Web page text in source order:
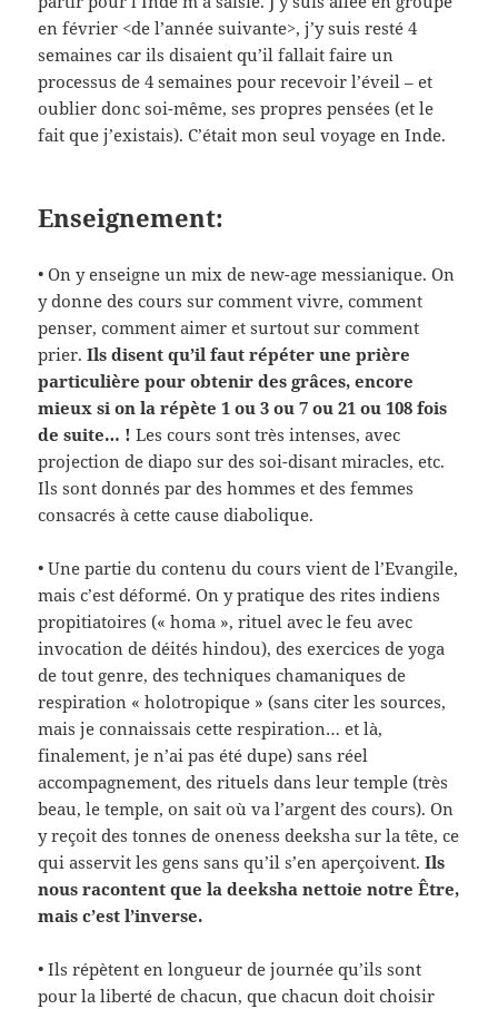
en février <de l’année suivante>, j’y suis resté 4
semaines car ils disaient qu’il fallait faire un
processus de 4 semaines pour recevoir l’éveil – et
oublier donc soi-même, ses propres pensées (et le
fait que j’existais). C’était mon seul voyage en Inde.
Enseignement:
• On y enseigne un mix de new-age messianique. On
y donne des cours sur comment vivre, comment
penser, comment aimer et surtout sur comment
prier.Ils disent qu’il faut répéter une prière
particulière pour obtenir des grâces, encore
mieux si on la répète 1 ou 3 ou 7 ou 21 ou 108 fois
de suite… ! Les cours sont très intenses, avec
projection de diapo sur des soi-disant miracles, etc.
Ils sont donnés par des hommes et des femmes
consacrés à cette cause diabolique.
• Une partie du contenu du cours vient de l’Evangile,
mais c’est déformé. On y pratique des rites indiens
propitiatoires (« homa », rituel avec le feu avec
invocation de déités hindou), des exercices de yoga
de tout genre, des techniques chamaniques de
respiration « holotropique » (sans citer les sources,
mais je connaissais cette respiration… et là,
finalement, je n’ai pas été dupe) sans réel
accompagnement, des rituels dans leur temple (très
beau, le temple, on sait où va l’argent des cours). On
y reçoit des tonnes de oneness deeksha sur la tête, ce
qui asservit les gens sans qu’il s’en aperçoivent.Ils
nous racontent que la deeksha nettoie notre Être,
mais c’est l’inverse.
• Ils répètent en longueur de journée qu’ils sont
pour la liberté de chacun, que chacun doit choisir